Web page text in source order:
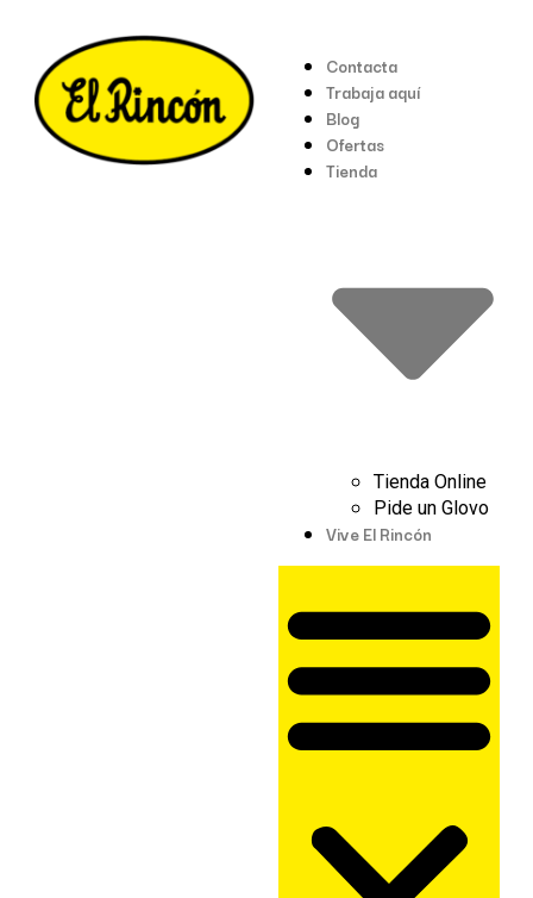
Contacta
Trabaja aquí
Blog
Ofertas
Tienda
Tienda Online
Pide un Glovo
Vive El Rincón